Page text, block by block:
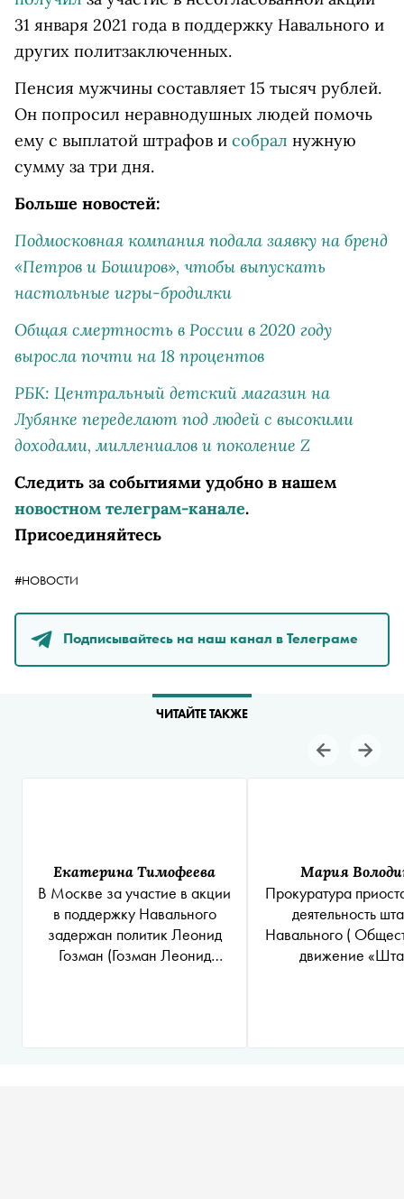
31 января 2021 года в поддержку Навального и
других политзаключенных.
Пенсия мужчины составляет 15 тысяч рублей.
Он попросил неравнодушных людей помочь
ему с выплатой штрафов и собрал нужную
сумму за три дня.
Больше новостей:
Подмосковная компания подала заявку на бренд
«Петров и Боширов», чтобы выпускать
настольные игры-бродилки
Общая смертность в России в 2020 году
выросла почти на 18 процентов
РБК: Центральный детский магазин на
Лубянке переделают под людей с высокими
доходами, миллениалов и поколение Z
Следить за событиями удобно в нашем
новостном телеграм-канале.
Присоединяйтесь
#НОВОСТИ
Подписывайтесь на наш канал в Телеграме
ЧИТАЙТЕ ТАКЖЕ
Екатерина Тимофеева
В Москве за участие в акции
в поддержку Навального
задержан политикЛеонид
Гозман (Гозман Леонид
Мария
Прокуратура
деятельность
Навального (
движение